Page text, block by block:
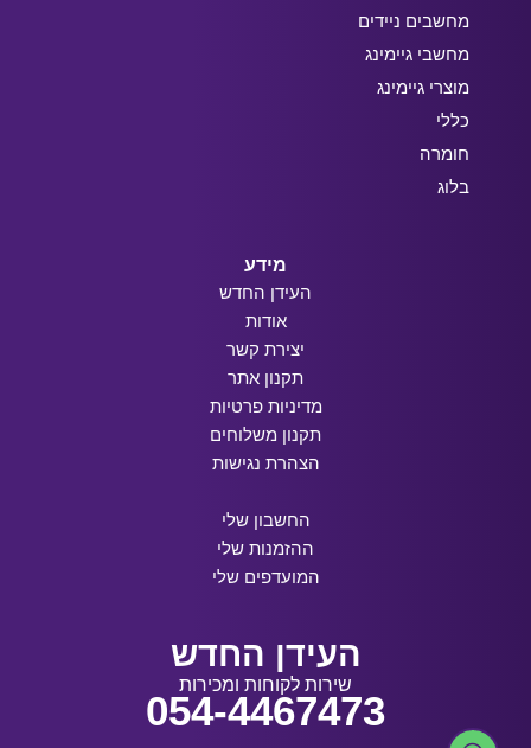
מחשבים ניידים
מחשבי גיימינג
מוצרי גיימינג
כללי
חומרה
בלוג
מידע
העידן החדש
אודות
יצירת קשר
תקנון אתר
מדיניות פרטיות
תקנון משלוחים
הצהרת נגישות
החשבון שלי
ההזמנות שלי
המועדפים שלי
העידן החדש
שירות לקוחות ומכירות
054-4467473